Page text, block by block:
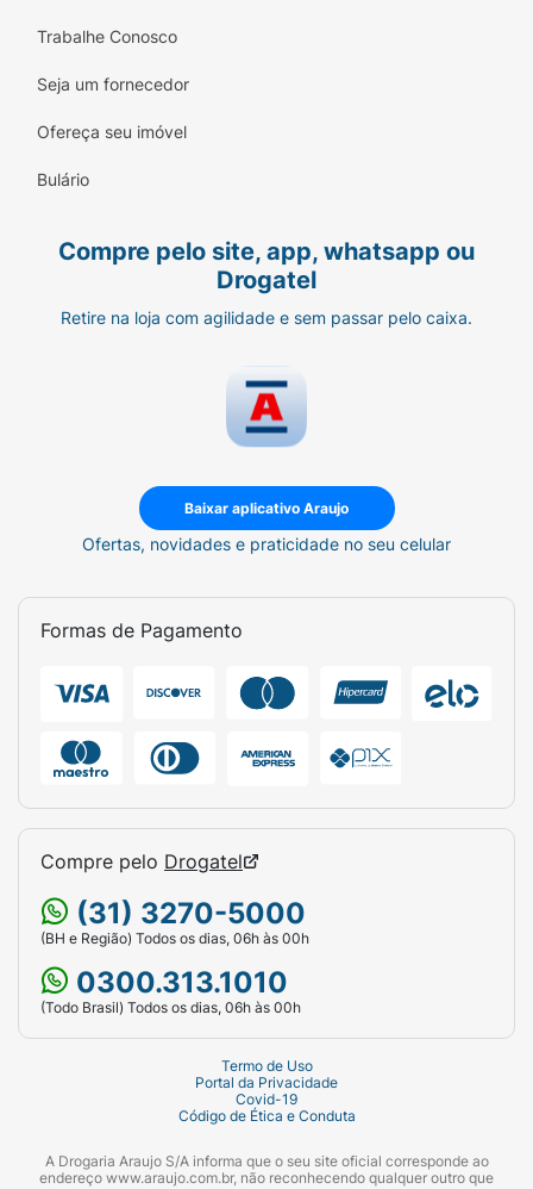
Trabalhe Conosco
Seja um fornecedor
Ofereça seu imóvel
Bulário
Compre pelo site, app, whatsapp ou
Drogatel
Retire na loja com agilidade e sem passar pelo caixa.
Baixar aplicativo Araujo
Ofertas, novidades e praticidade no seu celular
Formas de Pagamento
Compre pelo Drogatel
(31) 3270-5000
(BH e Região) Todos os dias, 06h às 00h
0300.313.1010
(Todo Brasil) Todos os dias, 06h às 00h
Termo de Uso
Portal da Privacidade
Covid-19
Código de Ética e Conduta
A Drogaria Araujo S/A informa que o seu site oficial corresponde ao
endereço www.araujo.com.br, não reconhecendo qualquer outro que